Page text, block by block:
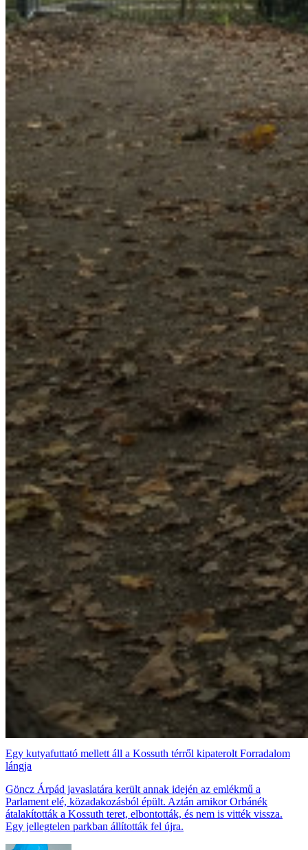
Egy kutyafuttató mellett áll a Kossuth térről kipaterolt Forradalom
lángja
Göncz Árpád javaslatára került annak idején az emlékmű a
Parlament elé, közadakozásból épült. Aztán amikor Orbánék
átalakították a Kossuth teret, elbontották, és nem is vitték vissza.
Egy jellegtelen parkban állították fel újra.